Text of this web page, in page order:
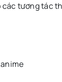
các tương tác